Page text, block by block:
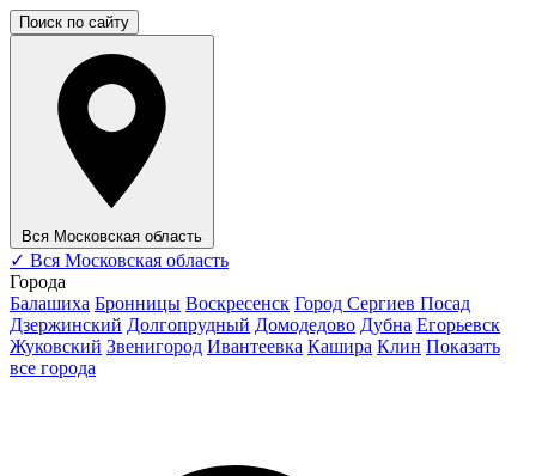
Поиск по сайту
Вся Московская область
✓ Вся Московская область
Города
Балашиха Бронницы Воскресенск Город Сергиев Посад
Дзержинский Долгопрудный Домодедово Дубна Егорьевск
Жуковский Звенигород Ивантеевка Кашира Клин Показать
все города